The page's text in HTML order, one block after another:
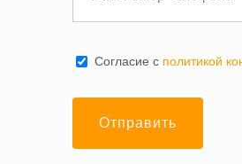
Cогласие с политикой
Отправить